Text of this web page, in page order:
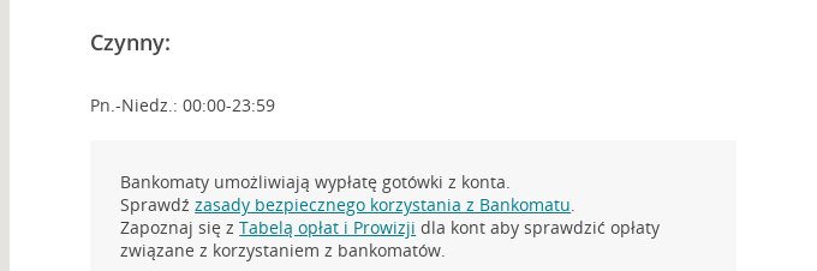
Czynny:
Pn.-Niedz.: 00:00-23:59
Bankomaty umożliwiają wypłatę gotówki z konta.
Sprawdźzasady bezpiecznego korzystania z Bankomatu.
Zapoznaj się zTabelą opłat i Prowizji dla kont aby sprawdzić opłaty
związane z korzystaniem z bankomatów.